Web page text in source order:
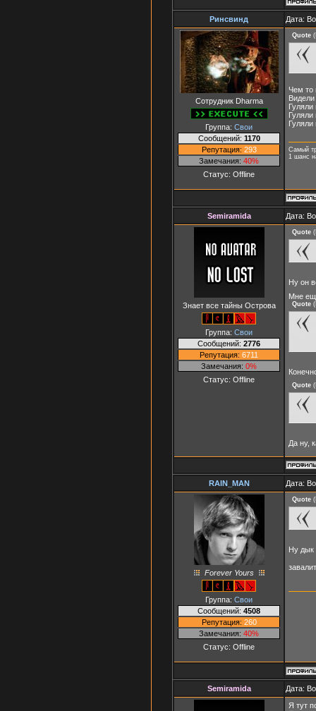
Ринсвинд Дата:
Сотрудник Dharma
Группа: Свои
Сообщений: 1170
Репутация: 293
Замечания: 40%
Статус: Offline
Quote (
Чем то
Гуляли
Самый
1 шанс
Semiramida Дата:
Знает все тайны Острова
Группа: Свои
Сообщений: 2776
Репутация: 6711
Замечания: 0%
Статус: Offline
Quote (
Ну он
Мне
Quote (
Quote (
Да ну,
RAIN_MAN Дата:
Forever Yours
Группа: Свои
Сообщений: 4508
Репутация: 260
Замечания: 40%
Статус: Offline
Quote (
Ну дык
Semiramida Дата:
Я тут